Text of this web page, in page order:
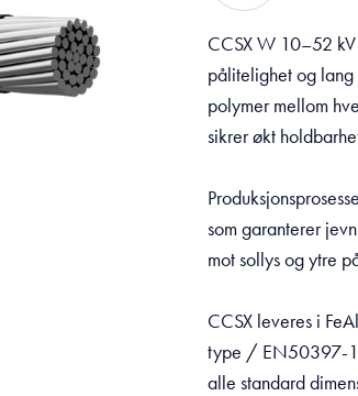
CCSX W 10–52
pålitelighet og lang
polymer mellom
sikrer økt
som garanterer
mot sollys og ytre
CCSX leveres i
type / EN50397-1
alle standard